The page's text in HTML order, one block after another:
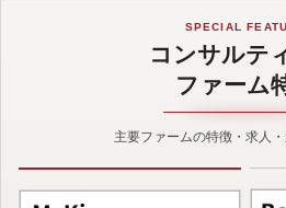
SPECIAL
コンサルテ
ファーム
主要ファームの特徴・求人